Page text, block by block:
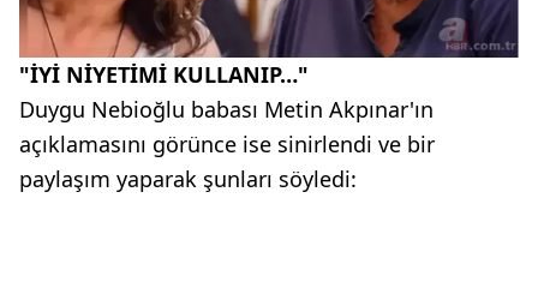
"İYİ NİYETİMİ KULLANIP…"
Duygu Nebioğlu babası Metin Akpınar'ın
açıklamasını görünce ise sinirlendi ve bir
paylaşım yaparak şunları söyledi: